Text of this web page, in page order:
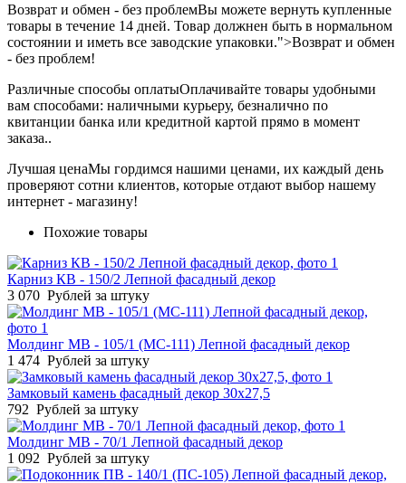
Возврат и обмен - без проблемВы можете вернуть купленные
товары в течение 14 дней. Товар должнен быть в нормальном
состоянии и иметь все заводские упаковки.">Возврат и обмен
- без проблем!
Различные способы оплатыОплачивайте товары удобными
вам способами: наличными курьеру, безналично по
квитанции банка или кредитной картой прямо в момент
заказа..
Лучшая ценаМы гордимся нашими ценами, их каждый день
проверяют сотни клиентов, которые отдают выбор нашему
интернет - магазину!
Похожие товары
Карниз КВ - 150/2 Лепной фасадный декор
3 070 Рублей за штуку
Молдинг МВ - 105/1 (МС-111) Лепной фасадный декор
1 474 Рублей за штуку
Замковый камень фасадный декор 30х27,5
792 Рублей за штуку
Молдинг МВ - 70/1 Лепной фасадный декор
1 092 Рублей за штуку